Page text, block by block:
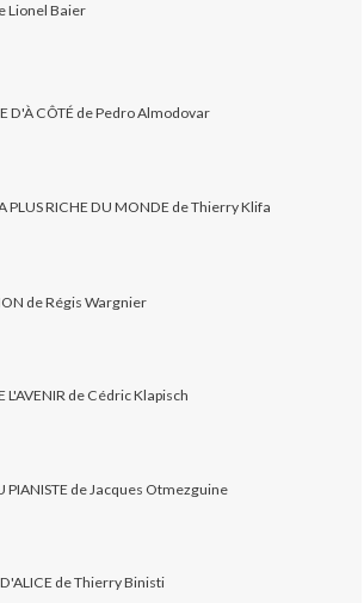
Lionel Baier
D'À CÔTÉ de Pedro Almodovar
PLUS RICHE DU MONDE de Thierry Klifa
de Régis Wargnier
L'AVENIR de Cédric Klapisch
PIANISTE de Jacques Otmezguine
de Thierry Binisti